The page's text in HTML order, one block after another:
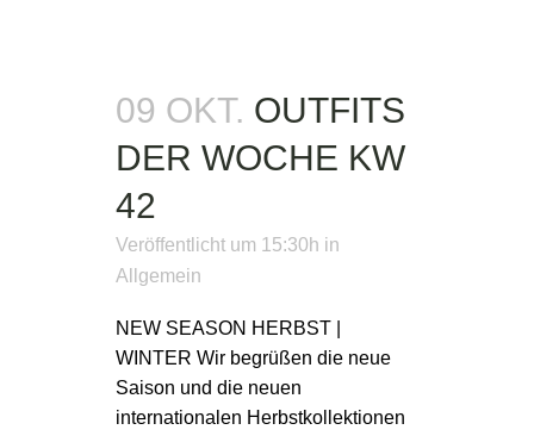
09 OKT. OUTFITS
DER WOCHE KW
42
Veröffentlicht um 15:30h in
Allgemein
NEW SEASON HERBST |
WINTER Wir begrüßen die neue
Saison und die neuen
internationalen Herbstkollektionen